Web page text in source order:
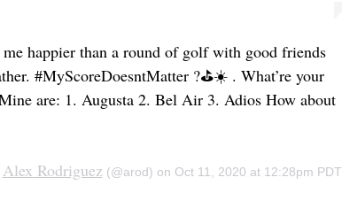
happier than a round of golf with good friends
#MyScoreDoesntMatter ?⛳️☀️ . What’re your
are: 1. Augusta 2. Bel Air 3. Adios How about
Alex Rodriguez (@arod) on Oct 11, 2020 at 12:28pm PDT